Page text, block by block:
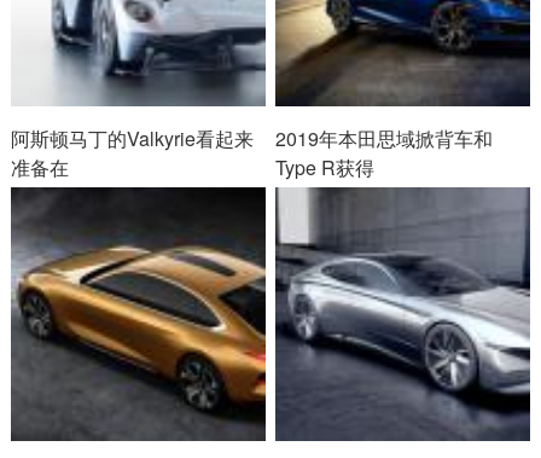
阿斯顿马丁的Valkyrie看起来
准备在
2019年本田思域掀背车和
Type R获得